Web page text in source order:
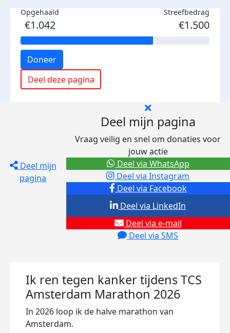
Opgehaald
€1.042
Streefbedrag
€1.500
Doneer
Deel deze pagina
Deel mijn
pagina
Deel mijn pagina
Vraag veilig en snel om donaties voor
jouw actie
Deel via Facebook
Deel via Instagram
Deel via e-mail
Deel via SMS
Deel via LinkedIn
Deel via WhatsApp
Ik ren tegen kanker tijdens TCS
Amsterdam Marathon 2026
In 2026 loop ik de halve marathon van
Amsterdam.